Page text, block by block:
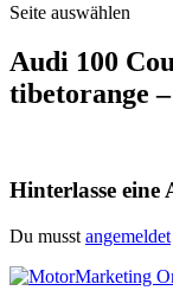
Seite auswählen
Audi 100
tibetorange
Hinterlasse eine
Du musst angemeldet